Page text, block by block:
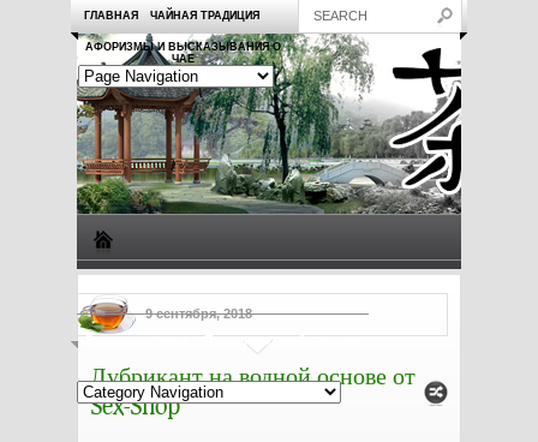
ГЛАВНАЯ ЧАЙНАЯ ТРАДИЦИЯ
АФОРИЗМЫ И ВЫСКАЗЫВАНИЯ О
ЧАЕ
Рецепты с чаем Полезные свойства чая
9 сентября, 2018
Лубрикант на водной основе от
Sex-Shop